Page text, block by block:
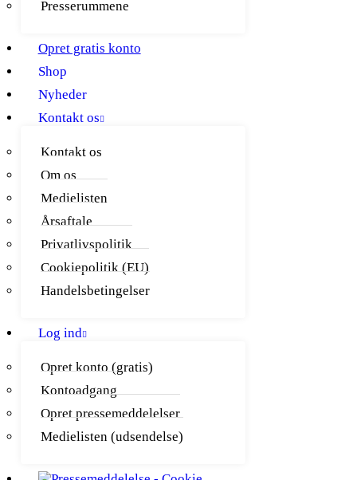
Presserummene
Opret gratis konto
Shop
Nyheder
Kontakt os
Kontakt os
Om os
Medielisten
Årsaftale
Privatlivspolitik
Cookiepolitik (EU)
Handelsbetingelser
Log ind
Opret konto (gratis)
Kontoadgang
Opret pressemeddelelser
Medielisten (udsendelse)